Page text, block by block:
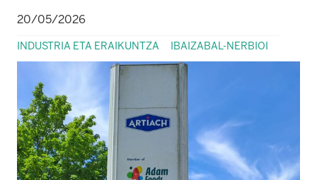
20/05/2026
INDUSTRIA ETA ERAIKUNTZA IBAIZABAL-NERBIOI